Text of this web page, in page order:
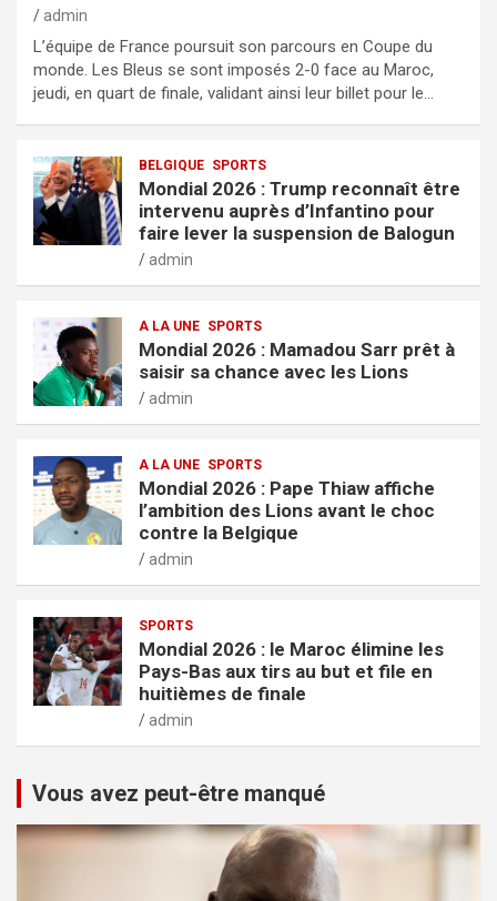
admin
L’équipe de France poursuit son parcours en Coupe du
monde. Les Bleus se sont imposés 2-0 face au Maroc,
jeudi, en quart de finale, validant ainsi leur billet pour le…
BELGIQUE SPORTS
Mondial 2026 : Trump reconnaît être
intervenu auprès d’Infantino pour
faire lever la suspension de Balogun
admin
A LA UNE SPORTS
Mondial 2026 : Mamadou Sarr prêt à
saisir sa chance avec les Lions
admin
A LA UNE SPORTS
Mondial 2026 : Pape Thiaw affiche
l’ambition des Lions avant le choc
contre la Belgique
admin
SPORTS
Mondial 2026 : le Maroc élimine les
Pays-Bas aux tirs au but et file en
huitièmes de finale
admin
Vous avez peut-être manqué